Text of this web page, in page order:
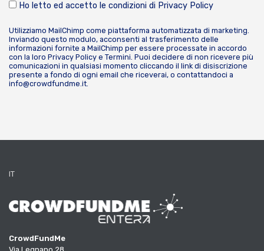
Ho letto ed accetto le condizioni di Privacy Policy
Utilizziamo MailChimp come piattaforma automatizzata di marketing.
Inviando questo modulo, acconsenti al trasferimento delle
informazioni fornite a MailChimp per essere processate in accordo
con la loro Privacy Policy e Termini. Puoi decidere di non ricevere più
comunicazioni in qualsiasi momento cliccando il link di disiscrizione
presente a fondo di ogni email che riceverai, o contattandoci a
info@crowdfundme.it.
IT
CrowdFundMe